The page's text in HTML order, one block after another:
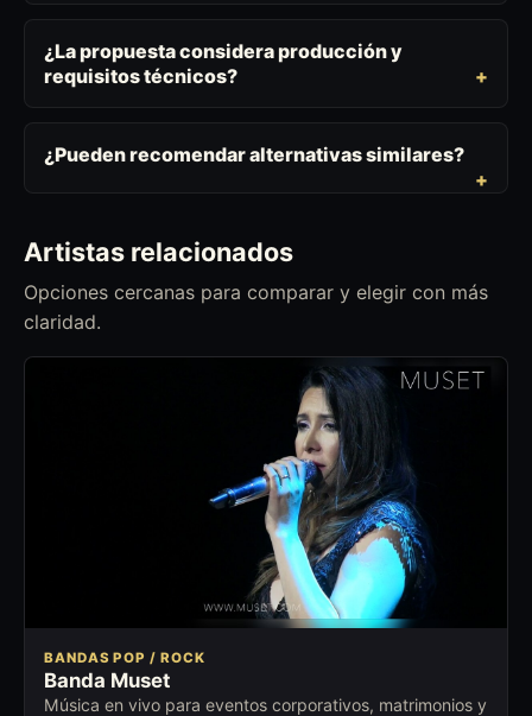
¿La propuesta considera producción y
requisitos técnicos?
¿Pueden recomendar alternativas similares?
Artistas relacionados
Opciones cercanas para comparar y elegir con más
claridad.
BANDAS POP / ROCK
Banda Muset
Música en vivo para eventos corporativos, matrimonios y